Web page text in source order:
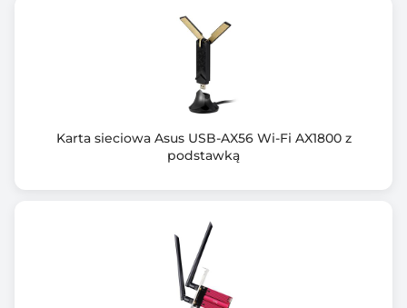
Karta sieciowa Asus USB-AX56 Wi-Fi AX1800 z
podstawką